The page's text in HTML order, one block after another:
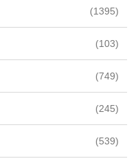
(1395)
(103)
(749)
(245)
(539)